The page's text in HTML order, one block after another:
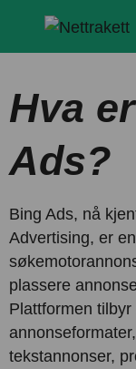
Hva
Ads?
Bing Ads, nå
Advertising, er
plassere
Plattformen
tekstannonser,